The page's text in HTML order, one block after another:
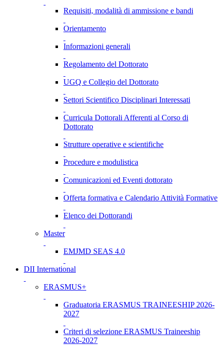
Requisiti, modalità di ammissione e bandi
Orientamento
Informazioni generali
Regolamento del Dottorato
UGQ e Collegio del Dottorato
Settori Scientifico Disciplinari Interessati
Curricula Dottorali Afferenti al Corso di
Dottorato
Strutture operative e scientifiche
Procedure e modulistica
Comunicazioni ed Eventi dottorato
Offerta formativa e Calendario Attività Formative
Elenco dei Dottorandi
Master
EMJMD SEAS 4.0
DII International
ERASMUS+
Graduatoria ERASMUS TRAINEESHIP 2026-
2027
Criteri di selezione ERASMUS Traineeship
2026-2027